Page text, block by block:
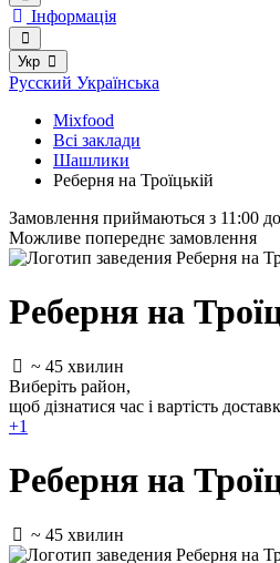
Інформація
Укр
Русский Українська
Mixfood
Всі заклади
Шашлики
Реберня на Троїцькій
Замовлення приймаються з 11:00
Можливе попереднє замовлення
Реберня на
~ 45 хвилин
Виберіть район,
щоб дізнатися час і вартість
+1
Реберня на
~ 45 хвилин